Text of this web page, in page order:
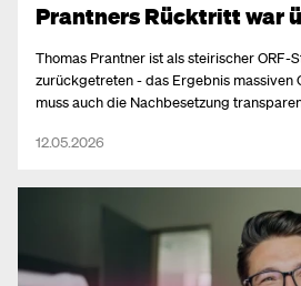
Prantners Rücktritt war
Thomas Prantner ist als steirischer ORF-
zurückgetreten - das Ergebnis massiven
muss auch die Nachbesetzung
12.05.2026